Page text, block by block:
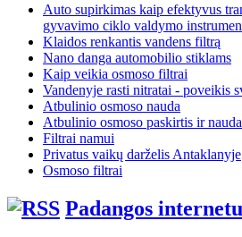
Auto supirkimas kaip efektyvus
gyvavimo ciklo valdymo
Klaidos renkantis vandens filtrą
Nano danga automobilio stiklams
Kaip veikia osmoso filtrai
Vandenyje rasti nitratai - poveikis
Atbulinio osmoso nauda
Atbulinio osmoso paskirtis ir nauda
Filtrai namui
Privatus vaikų darželis Antaklanyje
Osmoso filtrai
Padangos internetu